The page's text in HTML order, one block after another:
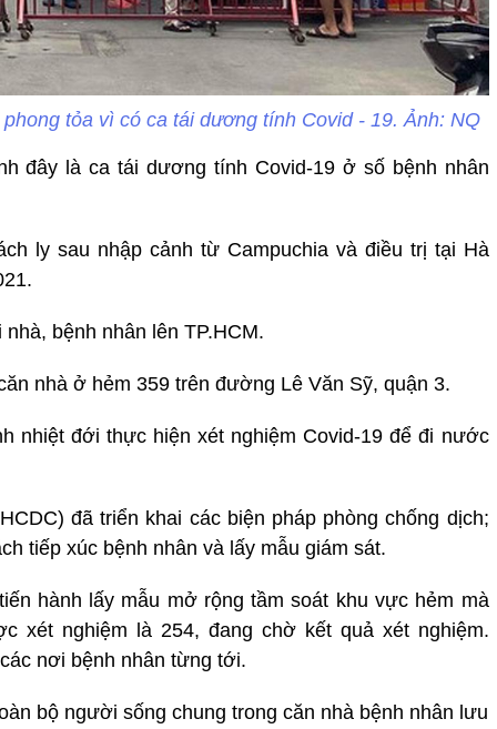
tỏa vì có ca tái dương tính Covid - 19. Ảnh: NQ
đây là ca tái dương tính Covid-19 ở số bệnh nhân
ly sau nhập cảnh từ Campuchia và điều trị tại Hà
bệnh nhân lên TP.HCM.
nhà ở hẻm 359 trên đường Lê Văn Sỹ, quận 3.
nhiệt đới thực hiện xét nghiệm Covid-19 để đi nước
đã triển khai các biện pháp phòng chống dịch;
tiếp xúc bệnh nhân và lấy mẫu giám sát.
hành lấy mẫu mở rộng tầm soát khu vực hẻm mà
xét nghiệm là 254, đang chờ kết quả xét nghiệm.
nơi bệnh nhân từng tới.
bộ người sống chung trong căn nhà bệnh nhân lưu